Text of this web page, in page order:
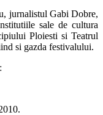
jurnalistul Gabi Dobre,
sale de cultura
Ploiesti si Teatrul
si gazda festivalului.